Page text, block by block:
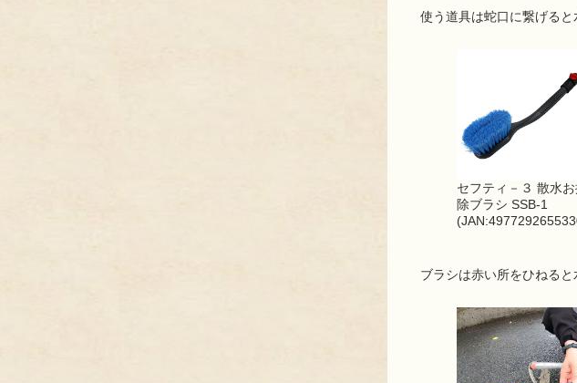
使う道具は蛇口に繋げる
セフティ－３ 散水
除ブラシ SSB-1
ブラシは赤い所をひねると